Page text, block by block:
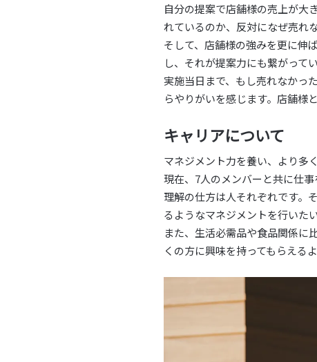
自分の提案で店舗様の売上が大
れているのか、反対になぜ売れ
そして、店舗様の強みを更に伸
し、それが提案力にも繋がって
実施当日まで、もし売れなかっ
らやりがいを感じます。店舗様
キャリアについて
マネジメント力を養い、より多
現在、7人のメンバーと共に仕
理解の仕方は人それぞれです。
るようなマネジメントを行いたい
また、生活必需品や食品関係に
くの方に興味を持ってもらえる